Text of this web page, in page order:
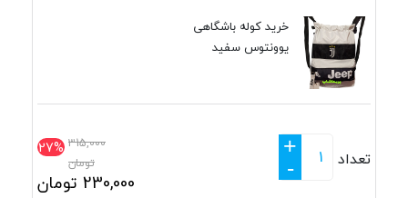
خرید کوله باشگاهی
یوونتوس سفید
27% 315,000
تومان
230,000 تومان
تعداد
+
-